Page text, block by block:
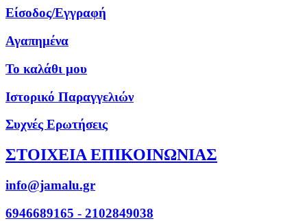
Είσοδος/Εγγραφή
Αγαπημένα
Το καλάθι μου
Ιστορικό Παραγγελιών
Συχνές Ερωτήσεις
ΣΤΟΙΧΕΙΑ ΕΠΙΚΟΙΝΩΝΙΑΣ
info@jamalu.gr
6946689165 - 2102849038